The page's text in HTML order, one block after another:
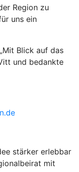
Region zu
uns ein
Blick auf das
und bedankte
stärker erlebbar
mit